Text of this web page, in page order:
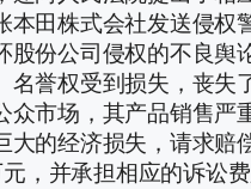
本田株式会社发送侵权
股份公司侵权的不良舆
名誉权受到损失，丧失
众市场，其产品销售严
大的经济损失，请求赔
，并承担相应的诉讼费